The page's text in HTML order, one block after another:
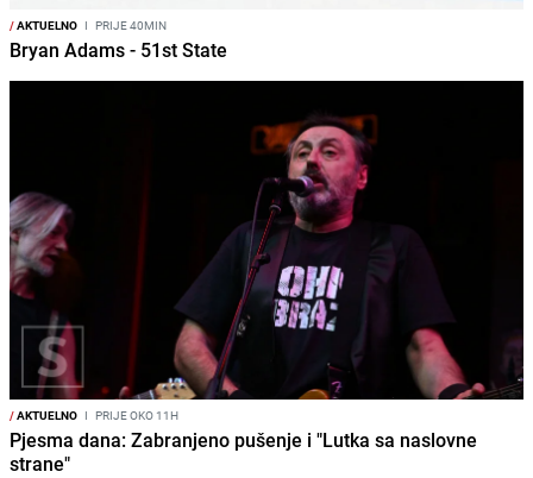
/AKTUELNO I PRIJE 40MIN
Bryan Adams - 51st State
/AKTUELNO I PRIJE OKO 11H
Pjesma dana: Zabranjeno pušenje i "Lutka sa naslovne
strane"